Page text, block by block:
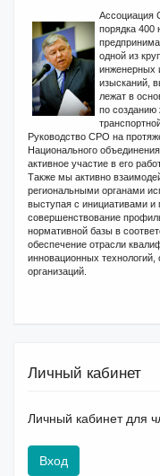
Ассоциация
порядка 400
одной из
инженерных
изысканий,
лежат в
по
Руководство СРО на
Национального
активное участие в его
Также мы активно
региональными органами
выступая с инициативами
совершенствование
нормативной базы в
обеспечение отрасли
инновационных технологий,
организаций.
Личный кабинет
Личный кабинет для
Вход